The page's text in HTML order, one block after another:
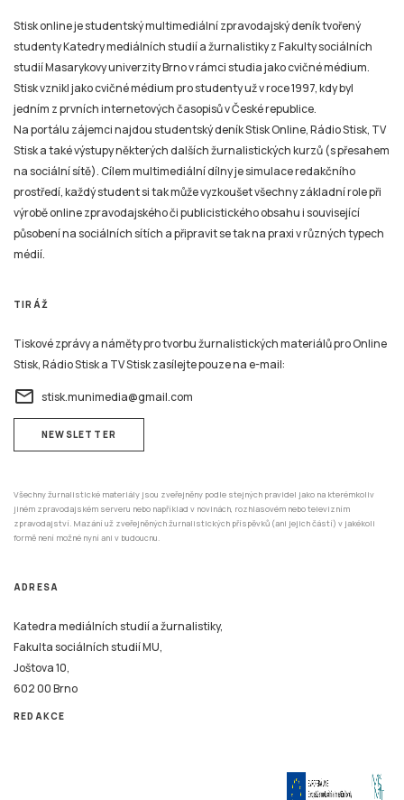
Stisk online je studentský multimediální zpravodajský deník tvořený
studenty Katedry mediálních studií a žurnalistiky z Fakulty sociálních
studií Masarykovy univerzity Brno v rámci studia jako cvičné médium.
Stisk vznikl jako cvičné médium pro studenty už v roce 1997, kdy byl
jedním z prvních internetových časopisů v České republice.
Na portálu zájemci najdou studentský deník Stisk Online, Rádio Stisk, TV
Stisk a také výstupy některých dalších žurnalistických kurzů (s přesahem
na sociální sítě). Cílem multimediální dílny je simulace redakčního
prostředí, každý student si tak může vyzkoušet všechny základní role při
výrobě online zpravodajského či publicistického obsahu i související
působení na sociálních sítích a připravit se tak na praxi v různých typech
médií.
TIRÁŽ
Tiskové zprávy a náměty pro tvorbu žurnalistických materiálů pro Online
Stisk, Rádio Stisk a TV Stisk zasílejte pouze na e-mail:
email stisk.munimedia@gmail.com
NEWSLETTER
Všechny žurnalistické materiály jsou zveřejněny podle stejných pravidel jako na kterémkoliv
jiném zpravodajském serveru nebo například v novinách, rozhlasovém nebo televizním
zpravodajství. Mazání už zveřejněných žurnalistických příspěvků (ani jejich částí) v jakékoli
formě není možné nyní ani v budoucnu.
ADRESA
Katedra mediálních studií a žurnalistiky,
Fakulta sociálních studií MU,
Joštova 10,
602 00 Brno
REDAKCE